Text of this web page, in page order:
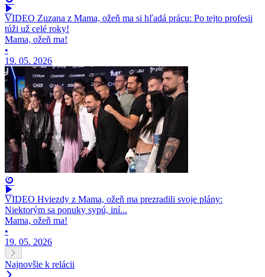
VIDEO Zuzana z Mama, ožeň ma si hľadá prácu: Po tejto profesii
túži už celé roky!
Mama, ožeň ma!
•
19. 05. 2026
VIDEO Hviezdy z Mama, ožeň ma prezradili svoje plány:
Niektorým sa ponuky sypú, iní...
Mama, ožeň ma!
•
19. 05. 2026
Najnovšie k relácii